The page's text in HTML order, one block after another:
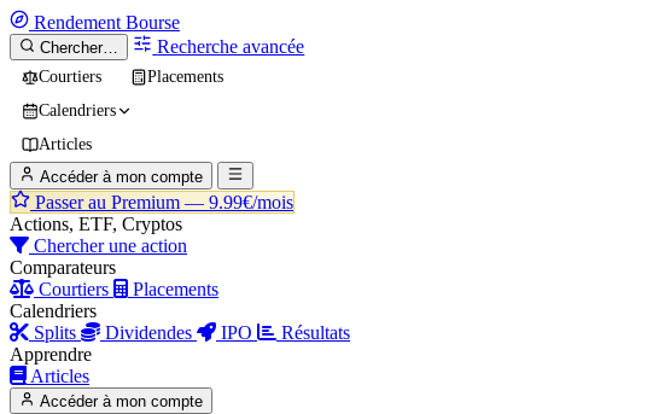
Rendement Bourse
Chercher… Recherche avancée
Courtiers
Placements
Calendriers
Articles
Accéder à mon compte
Passer au Premium — 9.99€/mois
Actions, ETF, Cryptos
Chercher une action
Comparateurs
Courtiers
Placements
Calendriers
Splits
Dividendes IPO
Résultats
Apprendre
Articles
Accéder à mon compte